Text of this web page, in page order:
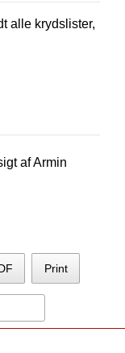
alle krydslister,
afArmin
Print